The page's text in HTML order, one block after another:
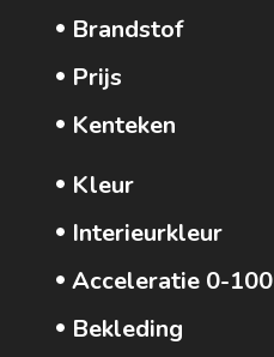
Brandstof
Prijs
Kenteken
Kleur
Interieurkleur
Acceleratie 0-100
Bekleding